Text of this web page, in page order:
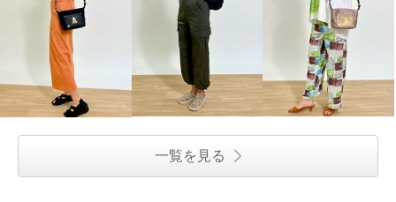
一覧を見る